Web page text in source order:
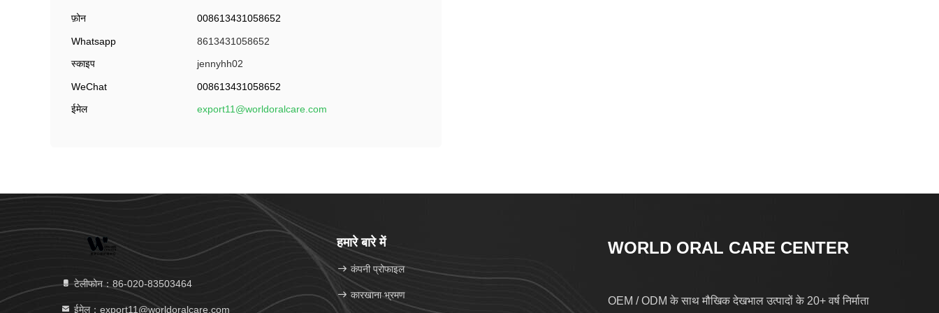
फ़ोन 008613431058652
Whatsapp
8613431058652
स्काइप
jennyhh02
WeChat
008613431058652
ईमेल
export11@worldoralcare.com
टेलीफोन：86-020-83503464
ईमेल：export11@worldoralcare.com
हमारे बारे में
कंपनी प्रोफाइल
कारखाना भ्रमण
WORLD ORAL CARE CENTER
OEM / ODM के साथ मौखिक देखभाल उत्पादों के 20+ वर्ष निर्माता